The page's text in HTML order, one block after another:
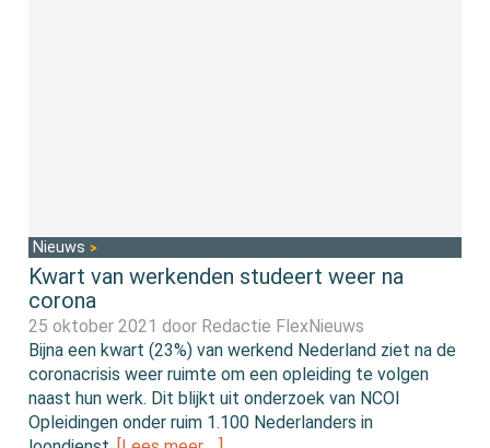
Nieuws
Kwart van werkenden studeert weer na
corona
25 oktober 2021 door Redactie FlexNieuws
Bijna een kwart (23%) van werkend Nederland ziet na de
coronacrisis weer ruimte om een opleiding te volgen
naast hun werk. Dit blijkt uit onderzoek van NCOI
Opleidingen onder ruim 1.100 Nederlanders in